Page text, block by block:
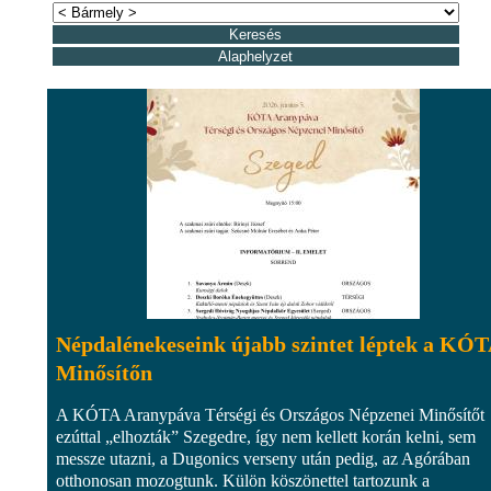
Népdalénekeseink újabb szintet léptek a
Minősítőn
A KÓTA Aranypáva Térségi és Országos Népzenei Minősítőt
ezúttal „elhozták” Szegedre, így nem kellett korán kelni, sem
messze utazni, a Dugonics verseny után pedig, az Agórában
otthonosan mozogtunk. Külön köszönettel tartozunk a